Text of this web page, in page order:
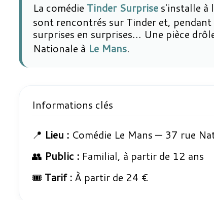
La comédie Tinder Surprise s'installe à
sont rencontrés sur Tinder et,
surprises en surprises… Une pièce
Nationale à Le Mans.
Informations clés
📍 Lieu : Comédie Le Mans — 37 rue
👥 Public : Familial, à partir de 12 ans
🎟️ Tarif : À partir de 24 €